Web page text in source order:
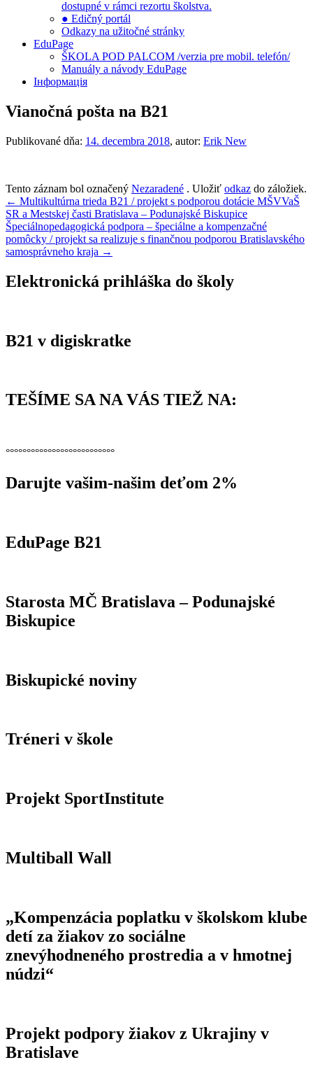
dostupné v rámci rezortu školstva.
● Edičný portál
Odkazy na užitočné stránky
EduPage
ŠKOLA POD PALCOM /verzia pre mobil. telefón/
Manuály a návody EduPage
Інформація
Vianočná pošta na B21
Publikované dňa: 14. decembra 2018, autor: Erik New
Tento záznam bol označený Nezaradené . Uložiť odkaz do záložiek.
Navigácia
v
článku
← Multikultúrna trieda B21 / projekt s podporou dotácie MŠVVaŠ
SR a Mestskej časti Bratislava – Podunajské Biskupice
Špeciálnopedagogická podpora – špeciálne a kompenzačné
pomôcky / projekt sa realizuje s finančnou podporou Bratislavského
samosprávneho kraja →
Elektronická prihláška do školy
B21 v digiskratke
TEŠÍME SA NA VÁS TIEŽ NA:
°°°°°°°°°°°°°°°°°°°°°°°°°°
Darujte vašim-našim deťom 2%
EduPage B21
Starosta MČ Bratislava – Podunajské
Biskupice
Biskupické noviny
Tréneri v škole
Projekt SportInstitute
Multiball Wall
„Kompenzácia poplatku v školskom klube
detí za žiakov zo sociálne
znevýhodneného prostredia a v hmotnej
núdzi“
Projekt podpory žiakov z Ukrajiny v
Bratislave